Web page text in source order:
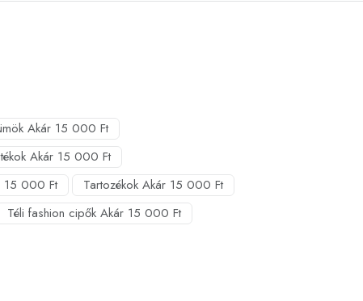
Akár 15 000 Ft
Akár 15 000 Ft
15 000 Ft
Tartozékok Akár 15 000 Ft
Téli fashion cipők Akár 15 000 Ft